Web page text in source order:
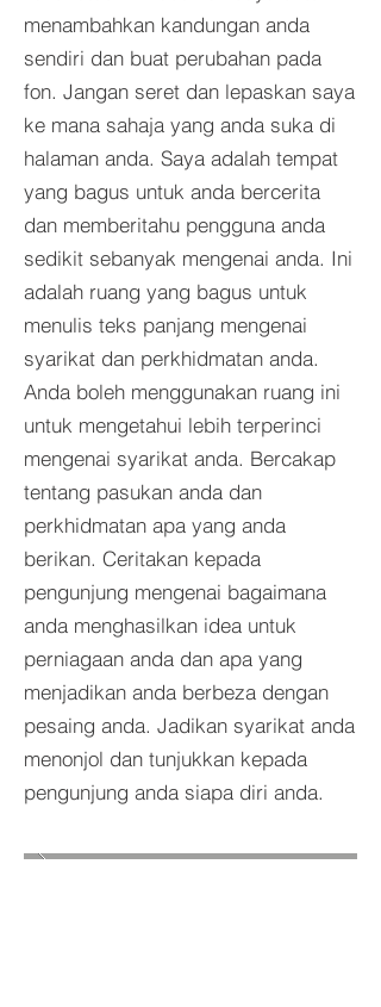
menambahkan kandungan anda
sendiri dan buat perubahan pada
fon. Jangan seret dan lepaskan saya
ke mana sahaja yang anda suka di
halaman anda. Saya adalah tempat
yang bagus untuk anda bercerita
dan memberitahu pengguna anda
sedikit sebanyak mengenai anda. Ini
adalah ruang yang bagus untuk
menulis teks panjang mengenai
syarikat dan perkhidmatan anda.
Anda boleh menggunakan ruang ini
untuk mengetahui lebih terperinci
mengenai syarikat anda. Bercakap
tentang pasukan anda dan
perkhidmatan apa yang anda
berikan. Ceritakan kepada
pengunjung mengenai bagaimana
anda menghasilkan idea untuk
perniagaan anda dan apa yang
menjadikan anda berbeza dengan
pesaing anda. Jadikan syarikat anda
menonjol dan tunjukkan kepada
pengunjung anda siapa diri anda.